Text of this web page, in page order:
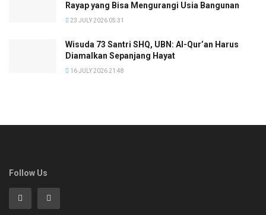
Rayap yang Bisa Mengurangi Usia Bangunan
23 JULY 2026 05:31
Wisuda 73 Santri SHQ, UBN: Al-Qur’an Harus
Diamalkan Sepanjang Hayat
16 JULY 2026 21:48
Follow Us